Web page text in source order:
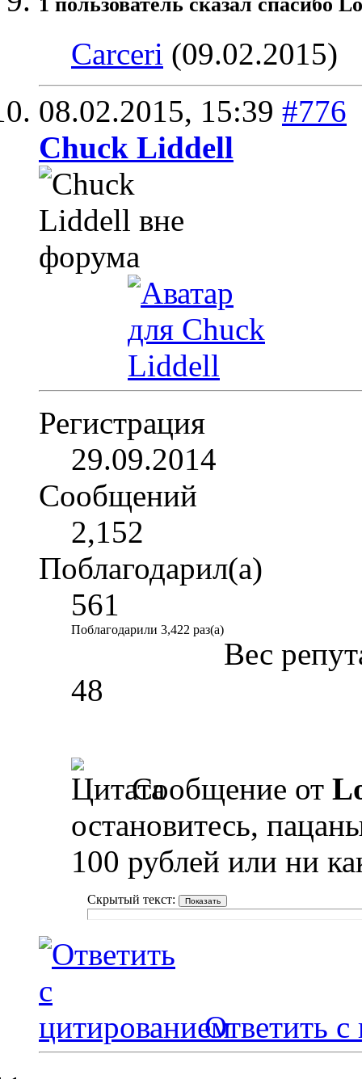
Carceri (09.02.2015)
08.02.2015, 15:39 #776
Chuck Liddell
Регистрация
29.09.2014
Сообщений
2,152
Поблагодарил(а)
561
Поблагодарили 3,422 раз(а)
Вес
48
Сообщение от
остановитесь,
100 рублей или ни
Скрытый текст:
Ответить с